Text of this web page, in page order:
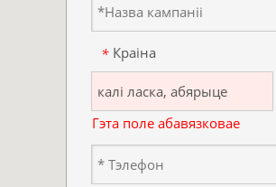
* Краіна
Гэта поле абавязковае